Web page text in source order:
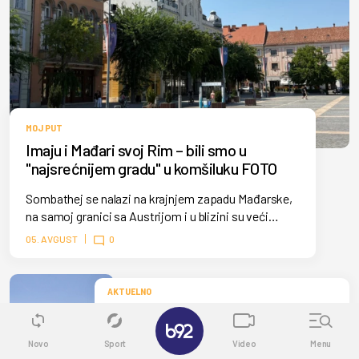
MOJ PUT
Imaju i Mađari svoj Rim – bili smo u
"najsrećnijem gradu" u komšiluku FOTO
Sombathej se nalazi na krajnjem zapadu Mađarske,
na samoj granici sa Austrijom i u blizini su veći
gradovi poput Beča, Graca, Bratislave.
05. AVGUST 0
AKTUELNO
Kupanje i sunčanje u vreme vazdušne
opasnosti – ovde su alarmi postali deo
svakodnevice FOTO
Novo Sport Video Menu
✕